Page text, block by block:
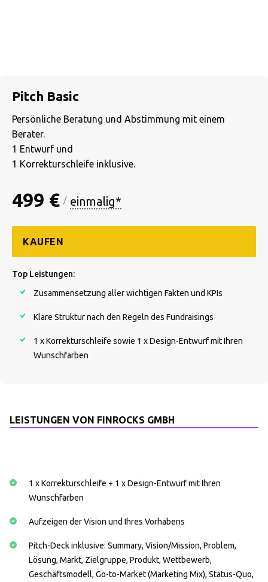
Pitch Basic
Persönliche Beratung und Abstimmung mit einem
Berater.
1 Entwurf und
1 Korrekturschleife inklusive.
499 € / einmalig*
KAUFEN
Top Leistungen:
Zusammensetzung aller wichtigen Fakten und KPIs
Klare Struktur nach den Regeln des Fundraisings
1 x Korrekturschleife sowie 1 x Design-Entwurf mit Ihren
Wunschfarben
LEISTUNGEN VON FINROCKS GMBH
1 x Korrekturschleife + 1 x Design-Entwurf mit Ihren
Wunschfarben
Aufzeigen der Vision und Ihres Vorhabens
Pitch-Deck inklusive: Summary, Vision/Mission, Problem,
Lösung, Markt, Zielgruppe, Produkt, Wettbewerb,
Geschäftsmodell, Go-to-Market (Marketing Mix), Status-Quo,